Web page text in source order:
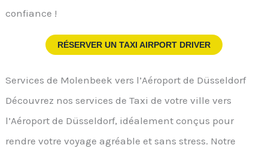
confiance !
RÉSERVER UN TAXI AIRPORT DRIVER
Services de Molenbeek vers l’Aéroport de Düsseldorf
Découvrez nos services de Taxi de votre ville vers
l’Aéroport de Düsseldorf, idéalement conçus pour
rendre votre voyage agréable et sans stress. Notre